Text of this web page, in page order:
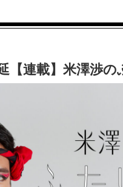
【連載】米澤渉の